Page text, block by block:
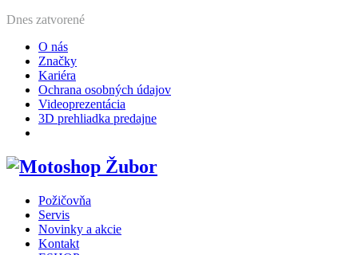
Dnes zatvorené
O nás
Značky
Kariéra
Ochrana osobných údajov
Videoprezentácia
3D prehliadka predajne
Požičovňa
Servis
Novinky a akcie
Kontakt